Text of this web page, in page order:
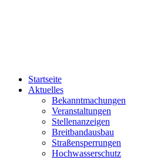
Startseite
Aktuelles
Bekanntmachungen
Veranstaltungen
Stellenanzeigen
Breitbandausbau
Straßensperrungen
Hochwasserschutz